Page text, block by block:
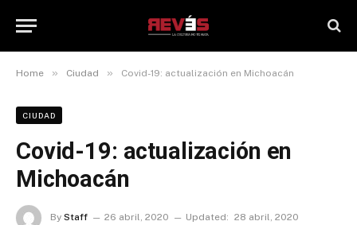
Home » Ciudad » Covid-19: actualización en Michoacán
CIUDAD
Covid-19: actualización en
Michoacán
By Staff 26 abril, 2020 Updated: 28 abril, 2020